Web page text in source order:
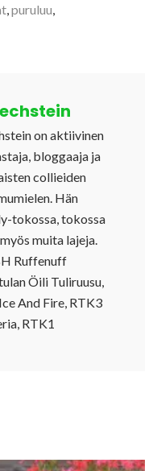
puruluu
on aktiivinen
bloggaaja ja
collieiden
Hän
tokossa, tokossa
muita lajeja.
Ruffenuff
Öili Tuliruusu,
And Fire, RTK3
RTK1